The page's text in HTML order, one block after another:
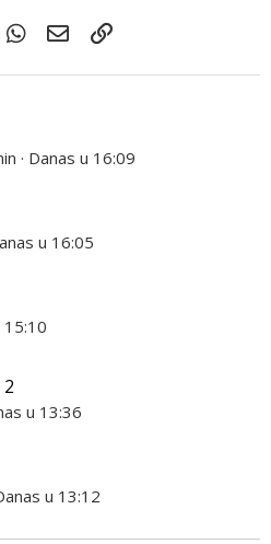
PinterestWhatsApp
Email
Danas u 16:09
u 16:05
15:10
u 13:36
u 13:12